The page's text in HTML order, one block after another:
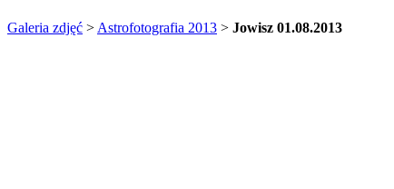
Galeria zdjęć > Astrofotografia 2013 > Jowisz 01.08.2013